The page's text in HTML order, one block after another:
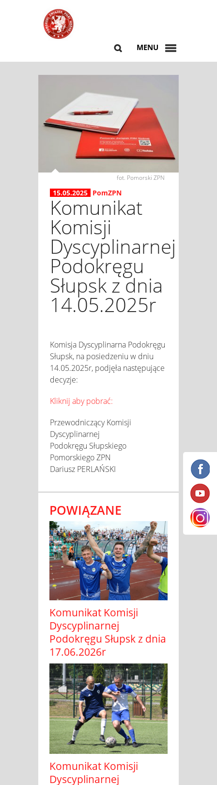
MENU
fot. Pomorski ZPN
15.05.2025 PomZPN
Komunikat
Komisji
Dyscyplinarnej
Podokręgu
Słupsk z dnia
14.05.2025r
Komisja Dyscyplinarna Podokręgu
Słupsk, na posiedzeniu w dniu
14.05.2025r, podjęła następujące
decyzje:
Kliknij aby pobrać:
Przewodniczący Komisji
Dyscyplinarnej
Podokręgu Słupskiego
Pomorskiego ZPN
Dariusz PERLAŃSKI
POWIĄZANE
Komunikat Komisji
Dyscyplinarnej
Podokręgu Słupsk z dnia
17.06.2026r
Komunikat Komisji
Dyscyplinarnej